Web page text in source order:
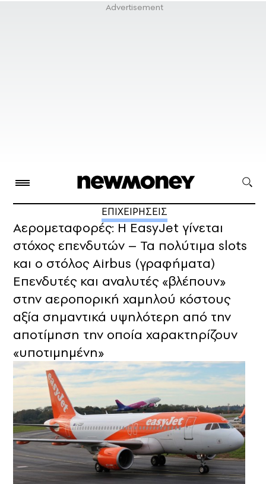
ΕΠΙΧΕΙΡΗΣΕΙΣ
Αερομεταφορές: Η EasyJet γίνεται
στόχος επενδυτών – Τα πολύτιμα slots
και ο στόλος Airbus (γραφήματα)
Επενδυτές και αναλυτές «βλέπουν»
στην αεροπορική χαμηλού κόστους
αξία σημαντικά υψηλότερη από την
αποτίμηση την οποία χαρακτηρίζουν
«υποτιμημένη»